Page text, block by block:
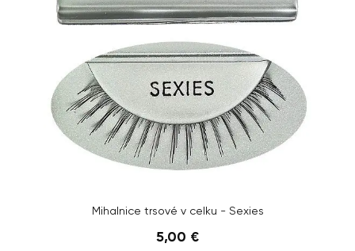
Mihalnice trsové v celku - Sexies
5,00 €